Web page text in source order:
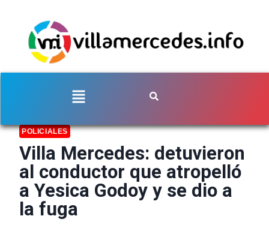
POLICIALES
Villa Mercedes: detuvieron
al conductor que atropelló
a Yesica Godoy y se dio a
la fuga